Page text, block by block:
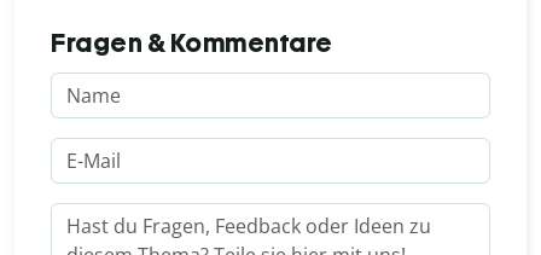
Fragen & Kommentare